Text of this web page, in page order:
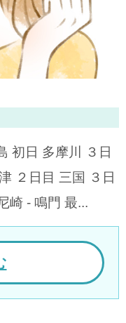
初日 多摩川 ３日
２日目 三国 ３日
崎 - 鳴門 最...